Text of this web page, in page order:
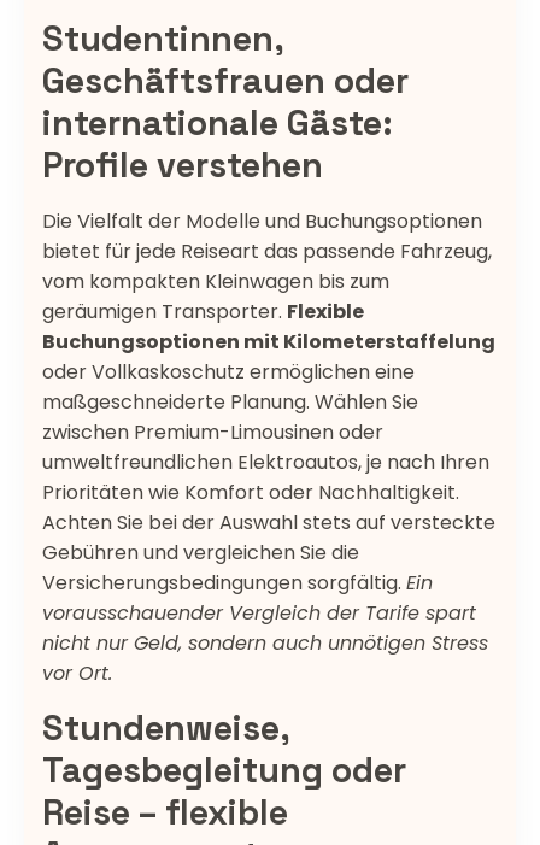
Studentinnen,
Geschäftsfrauen oder
internationale Gäste:
Profile verstehen
Die Vielfalt der Modelle und Buchungsoptionen
bietet für jede Reiseart das passende Fahrzeug,
vom kompakten Kleinwagen bis zum
geräumigen Transporter. Flexible
Buchungsoptionen mit Kilometerstaffelung
oder Vollkaskoschutz ermöglichen eine
maßgeschneiderte Planung. Wählen Sie
zwischen Premium-Limousinen oder
umweltfreundlichen Elektroautos, je nach Ihren
Prioritäten wie Komfort oder Nachhaltigkeit.
Achten Sie bei der Auswahl stets auf versteckte
Gebühren und vergleichen Sie die
Versicherungsbedingungen sorgfältig. Ein
vorausschauender Vergleich der Tarife spart
nicht nur Geld, sondern auch unnötigen Stress
vor Ort.
Stundenweise,
Tagesbegleitung oder
Reise – flexible